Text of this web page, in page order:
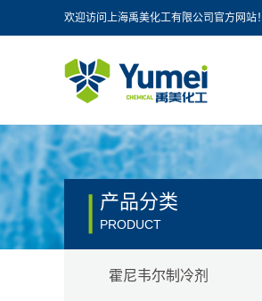
欢迎访问上海禹美化工有限公司官方网站！
产品分类
PRODUCT
霍尼韦尔制冷剂